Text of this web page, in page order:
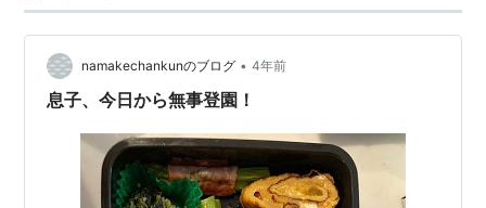
namakechankunのブログ • 4年前
息子、今日から無事登園！